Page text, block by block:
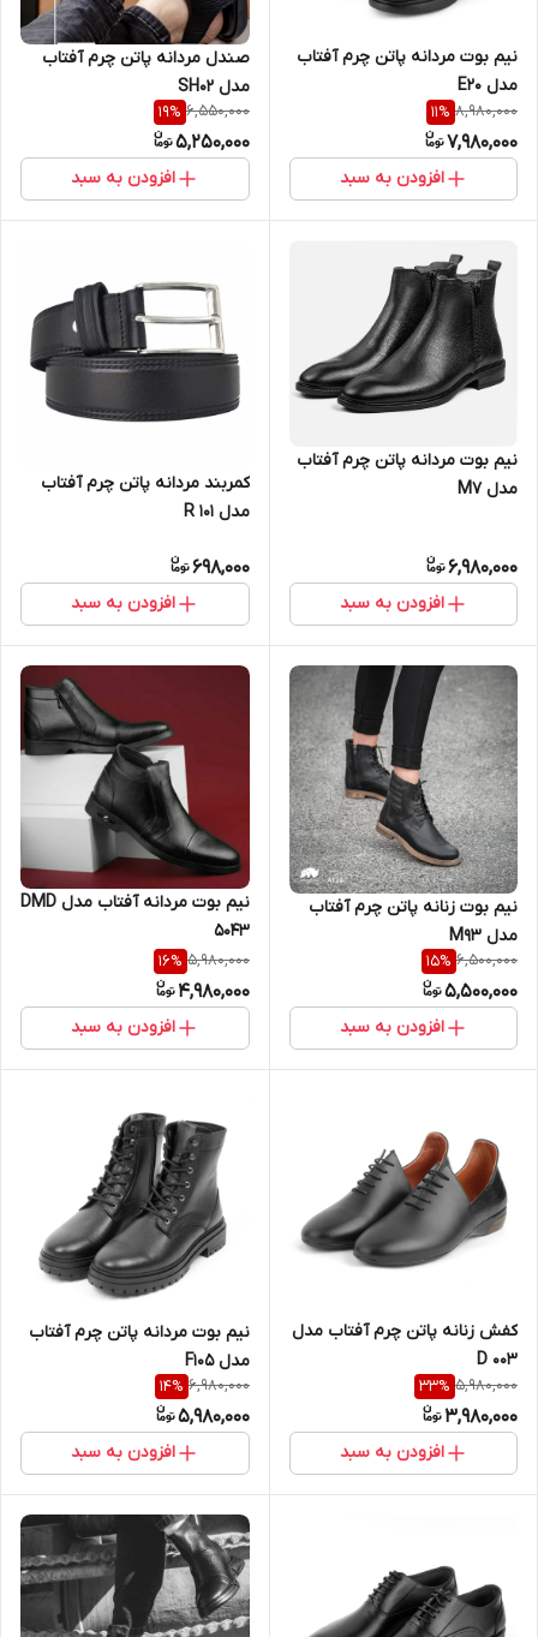
نیم بوت مردانه پاتن چرم آفتاب
مدل E20
8,980,000
11%
7,980,000
افزودن به سبد
صندل مردانه پاتن چرم آفتاب
مدل SH02
6,550,000
19%
5,250,000
افزودن به سبد
نیم بوت مردانه پاتن چرم آفتاب
مدل M7
6,980,000
افزودن به سبد
کمربند مردانه پاتن چرم آفتاب
مدل R 101
698,000
افزودن به سبد
نیم بوت زنانه پاتن چرم آفتاب
مدل M93
6,500,000
15%
5,500,000
افزودن به سبد
نیم بوت مردانه آفتاب مدل DMD
5043
5,980,000
16%
4,980,000
افزودن به سبد
کفش زنانه پاتن چرم آفتاب مدل
D 003
5,980,000
33%
3,980,000
افزودن به سبد
نیم بوت مردانه پاتن چرم آفتاب
مدل F105
6,980,000
14%
5,980,000
افزودن به سبد